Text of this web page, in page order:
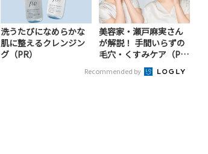
洗うたびになめらかな
肌に整えるクレンジン
グ（PR）
美容家・瀬戸麻実さん
が解説！ 手間いらずの
毛穴・くすみケア（P
Recommended by